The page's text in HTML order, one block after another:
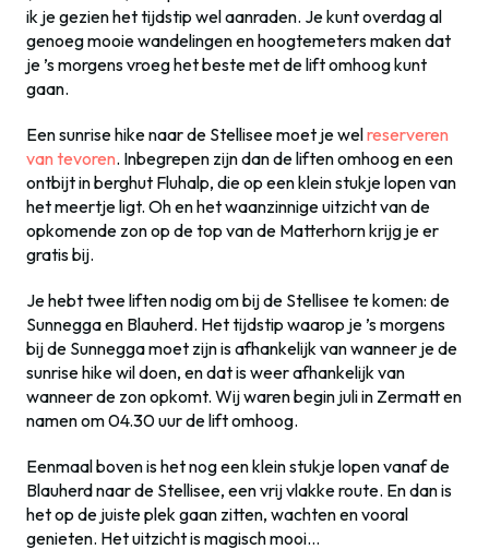
ik je gezien het tijdstip wel aanraden. Je kunt overdag al
genoeg mooie wandelingen en hoogtemeters maken dat
je ’s morgens vroeg het beste met de lift omhoog kunt
gaan.
Een sunrise hike naar de Stellisee moet je welreserveren
van tevoren. Inbegrepen zijn dan de liften omhoog en een
ontbijt in berghut Fluhalp, die op een klein stukje lopen van
het meertje ligt. Oh en het waanzinnige uitzicht van de
opkomende zon op de top van de Matterhorn krijg je er
gratis bij.
Je hebt twee liften nodig om bij de Stellisee te komen: de
Sunnegga en Blauherd. Het tijdstip waarop je ’s morgens
bij de Sunnegga moet zijn is afhankelijk van wanneer je de
sunrise hike wil doen, en dat is weer afhankelijk van
wanneer de zon opkomt. Wij waren begin juli in Zermatt en
namen om 04.30 uur de lift omhoog.
Eenmaal boven is het nog een klein stukje lopen vanaf de
Blauherd naar de Stellisee, een vrij vlakke route. En dan is
het op de juiste plek gaan zitten, wachten en vooral
genieten. Het uitzicht is magisch mooi…